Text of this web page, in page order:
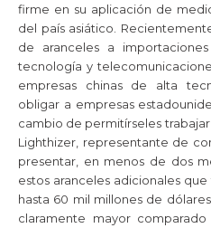
firme en su aplicación de
del país asiático.
de aranceles a
tecnología y
empresas chinas de alta
obligar a empresas
cambio de permitírseles
Lighthizer, representante de
presentar, en menos de dos
estos aranceles adicionales
hasta 60 mil millones de
claramente mayor